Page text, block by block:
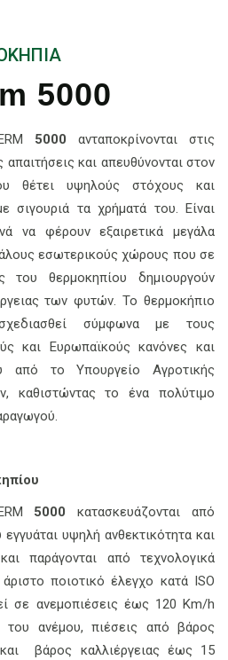
5000
5000 ανταποκρίνονται στις
απαιτήσεις και απευθύνονται στον
θέτει υψηλούς στόχους και
σιγουριά τα χρήματά του. Είναι
να φέρουν εξαιρετικά μεγάλα
εσωτερικούς χώρους που σε
θερμοκηπίου δημιουργούν
των φυτών. Το θερμοκήπιο
σύμφωνα με τους
και Ευρωπαϊκούς κανόνες και
από το Υπουργείο Αγροτικής
καθιστώντας το ένα πολύτιμο
5000 κατασκευάζονται από
υψηλή ανθεκτικότητα και
παράγονται από τεχνολογικά
ποιοτικό έλεγχο κατά ISO
σε ανεμοπιέσεις έως 120 Km/h
του ανέμου, πιέσεις από βάρος
βάρος καλλιέργειας έως 15